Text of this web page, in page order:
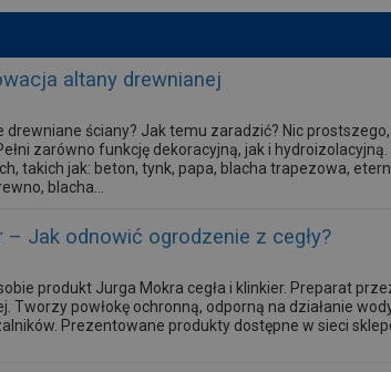
altany drewnianej
drewniane ściany? Jak temu zaradzić? Nic
zarówno funkcję dekoracyjną, jak i
takich jak: beton, tynk, papa, blacha trapezowa,
blacha...
– Jak odnowić ogrodzenie z cegły?
produkt Jurga Mokra cegła i klinkier. Preparat
Tworzy powłokę ochronną, odporną na działanie
Prezentowane produkty dostępne w sieci